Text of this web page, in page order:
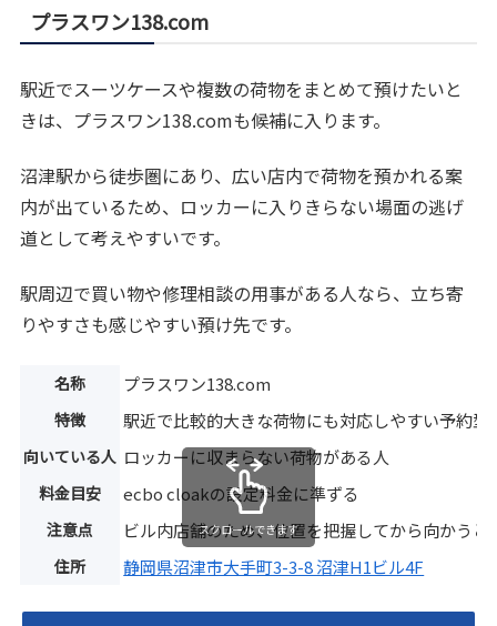
プラスワン138.com
駅近でスーツケースや複数の荷物をまとめて預けたいと
きは、プラスワン138.comも候補に入ります。
沼津駅から徒歩圏にあり、広い店内で荷物を預かれる案
内が出ているため、ロッカーに入りきらない場面の逃げ
道として考えやすいです。
駅周辺で買い物や修理相談の用事がある人なら、立ち寄
りやすさも感じやすい預け先です。
名称 プラスワン138.com
特徴 駅近で比較的大きな荷物にも対応しやすい予約型
向いている人 ロッカーに収まらない荷物がある人
料金目安 ecbo cloakの設定料金に準ずる
注意点 ビル内店舗のため、位置を把握してから向かうと
住所 静岡県沼津市大手町3-3-8 沼津H1ビル4F
スクロールできます